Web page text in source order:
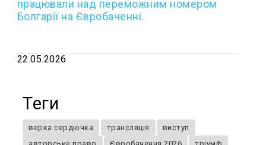
працювали над переможним номером
Болгарії на Євробаченні.
22.05.2026
Теги
верка сердючка трансляція
виступ